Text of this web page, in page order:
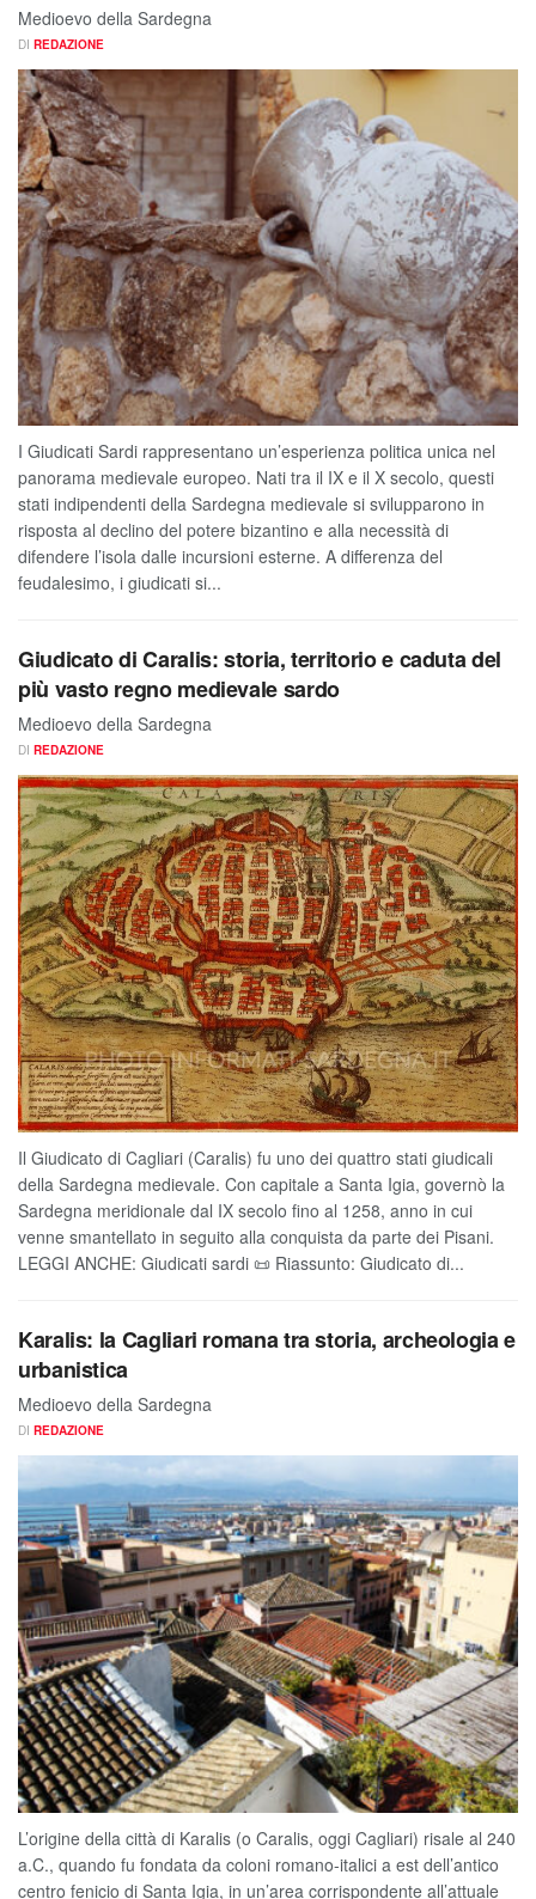
Medioevo della Sardegna
DI REDAZIONE
I Giudicati Sardi rappresentano un’esperienza politica unica nel
panorama medievale europeo. Nati tra il IX e il X secolo, questi
stati indipendenti della Sardegna medievale si svilupparono in
risposta al declino del potere bizantino e alla necessità di
difendere l’isola dalle incursioni esterne. A differenza del
feudalesimo, i giudicati si...
Giudicato di Caralis: storia, territorio e caduta del
più vasto regno medievale sardo
Medioevo della Sardegna
DI REDAZIONE
Il Giudicato di Cagliari (Caralis) fu uno dei quattro stati giudicali
della Sardegna medievale. Con capitale a Santa Igia, governò la
Sardegna meridionale dal IX secolo fino al 1258, anno in cui
venne smantellato in seguito alla conquista da parte dei Pisani.
LEGGI ANCHE: Giudicati sardi 📜 Riassunto: Giudicato di...
Karalis: la Cagliari romana tra storia, archeologia e
urbanistica
Medioevo della Sardegna
DI REDAZIONE
L’origine della città di Karalis (o Caralis, oggi Cagliari) risale al 240
a.C., quando fu fondata da coloni romano-italici a est dell’antico
centro fenicio di Santa Igia, in un’area corrispondente all’attuale